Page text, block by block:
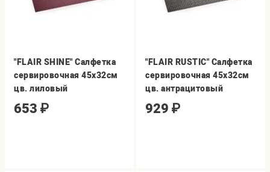
"FLAIR SHINE" Салфетка
сервировочная 45x32см
цв. лиловый
653 ₽
"FLAIR RUSTIC" Салфетка
сервировочная 45x32см
цв. антрацитовый
929 ₽